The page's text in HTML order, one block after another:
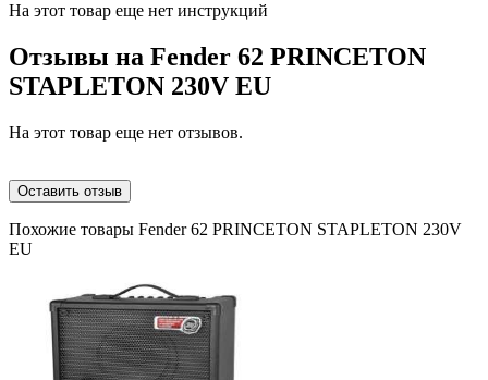
На этот товар еще нет инструкций
Отзывы на Fender 62 PRINCETON
STAPLETON 230V EU
На этот товар еще нет отзывов.
Оставить отзыв
Похожие товары Fender 62 PRINCETON STAPLETON 230V
EU